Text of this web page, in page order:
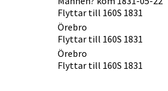
Flyttar till 160S 1831
Örebro
Flyttar till 160S 1831
Örebro
Flyttar till 160S 1831